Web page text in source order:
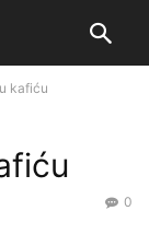
kafiću
0